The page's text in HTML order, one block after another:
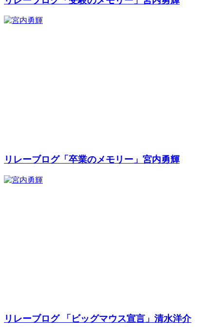
リレーブログ「卒業のメモリー」宮内勇輝
リレーブログ 「ビッグマウス宣言」清水洋介